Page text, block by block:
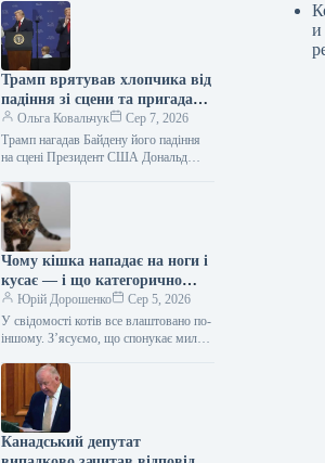
Трамп врятував хлопчика від
падіння зі сцени та пригадав
Байдена (відео)
Ольга Ковальчук
Сер 7, 2026
Трамп нагадав Байдену його падіння
на сцені Президент США Дональд
сцени та обмовився про…
Чому кішка нападає на ноги і
кусає — і що категорично
заборонено робити у відповідь
Юрій Дорошенко
Сер 5, 2026
У свідомості котів все влаштовано по-
іншому. З’ясуємо, що спонукає милу
домашнього бешкетника, і як
повернути спокій…
Канадський депутат
и